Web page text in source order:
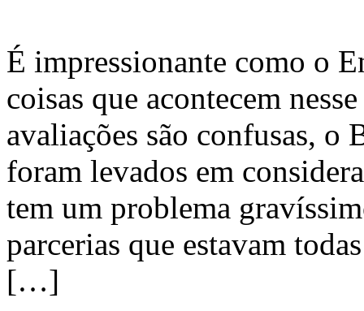
É impressionante como o
coisas que acontecem
avaliações são confusas, o
foram levados em
tem um problema
parcerias que estavam
[…]